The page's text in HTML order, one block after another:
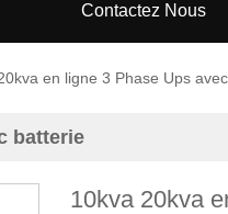
Contactez Nous
en ligne 3 Phase Ups
batterie
10kva 20kva